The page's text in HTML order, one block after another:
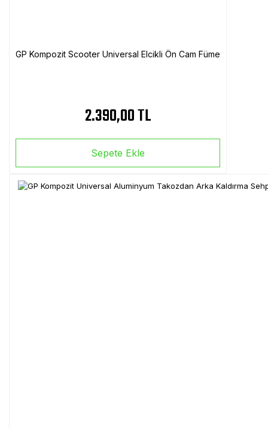
GP Kompozit Scooter Universal Elcikli Ön Cam Füme
2.390,00 TL
Sepete Ekle